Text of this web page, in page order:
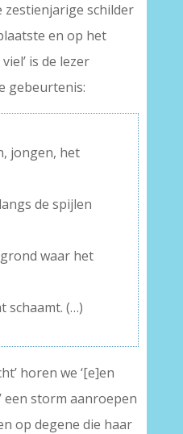
zestienjarige schilder
en op het
is de lezer
gebeurtenis:
jongen, het
de spijlen
waar het
schaamt. (…)
horen we ‘[e]en
een storm aanroepen
op degene die haar